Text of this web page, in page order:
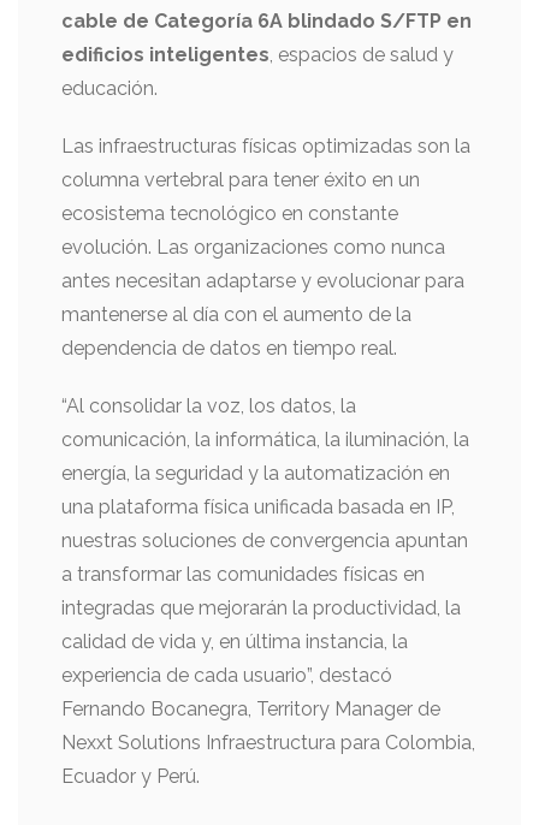
cable de Categoría 6A blindado S/FTP en
edificios inteligentes, espacios de salud y
educación.
Las infraestructuras físicas optimizadas son la
columna vertebral para tener éxito en un
ecosistema tecnológico en constante
evolución. Las organizaciones como nunca
antes necesitan adaptarse y evolucionar para
mantenerse al día con el aumento de la
dependencia de datos en tiempo real.
“Al consolidar la voz, los datos, la
comunicación, la informática, la iluminación, la
energía, la seguridad y la automatización en
una plataforma física unificada basada en IP,
nuestras soluciones de convergencia apuntan
a transformar las comunidades físicas en
integradas que mejorarán la productividad, la
calidad de vida y, en última instancia, la
experiencia de cada usuario”, destacó
Fernando Bocanegra, Territory Manager de
Nexxt Solutions Infraestructura para Colombia,
Ecuador y Perú.